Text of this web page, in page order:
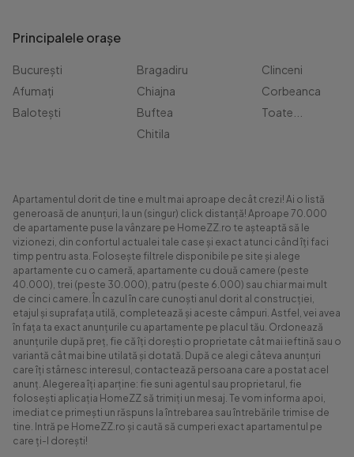
Principalele orașe
București
Afumați
Balotești
Bragadiru
Chiajna
Buftea
Chitila
Clinceni
Corbeanca
Toate...
Apartamentul dorit de tine e mult mai aproape decât crezi! Ai o listă
generoasă de anunțuri, la un (singur) click distanță! Aproape 70.000
de apartamente puse la vânzare pe HomeZZ.ro te așteaptă să le
vizionezi, din confortul actualei tale case și exact atunci când îți faci
timp pentru asta. Folosește filtrele disponibile pe site și alege
apartamente cu o cameră, apartamente cu două camere (peste
40.000), trei (peste 30.000), patru (peste 6.000) sau chiar mai mult
de cinci camere. În cazul în care cunoști anul dorit al construcției,
etajul și suprafața utilă, completează și aceste câmpuri. Astfel, vei avea
în fața ta exact anunțurile cu apartamente pe placul tău. Ordonează
anunțurile după preț, fie că îți dorești o proprietate cât mai ieftină sau o
variantă cât mai bine utilată și dotată. După ce alegi câteva anunțuri
care îți stârnesc interesul, contactează persoana care a postat acel
anunț. Alegerea îți aparține: fie suni agentul sau proprietarul, fie
folosești aplicația HomeZZ să trimiți un mesaj. Te vom informa apoi,
imediat ce primești un răspuns la întrebarea sau întrebările trimise de
tine. Intră pe HomeZZ.ro și caută să cumperi exact apartamentul pe
care ți-l dorești!